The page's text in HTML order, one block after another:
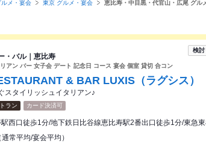
ルメ・宴会 東京 グルメ・宴会 恵比寿・中目黒・代官山・広尾 グル
検討
・バル｜恵比寿
アン バー 女子会 デート 記念日 コース 宴会 個室 貸切 合コン
& BAR LUXIS（ラグシス）
スタイリッシュイタリアン♪
ラン カード決済可
常平均/宴会平均）